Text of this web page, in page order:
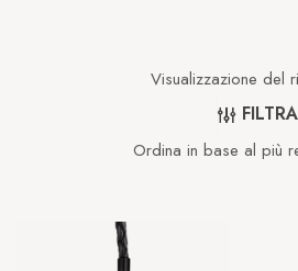
Visualizzazione del
FILTRA